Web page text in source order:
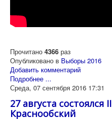
Прочитано 4366 раз
Опубликовано в Выборы 2016
Добавить комментарий
Подробнее ...
Среда, 07 сентября 2016 17:31
27 августа состоялся II
Краснообский